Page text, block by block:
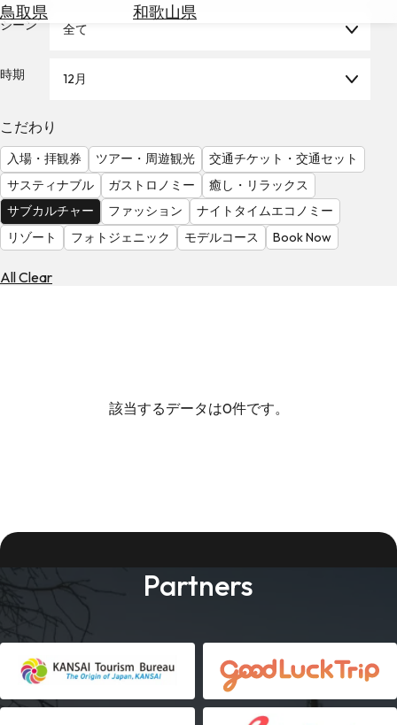
鳥取県
和歌山県
を
る
気
を
見
る
シーン 全て
時期 12月
こだわり
入場・拝観券 ツアー・周遊観光
交通チケット・交通セット
サスティナブル
ガストロノミー
癒し・リラックス
サブカルチャー
ファッション
ナイトタイムエコノミー
リゾート
フォトジェニック モデルコース Book Now
All Clear
該当するデータは0件です。
Partners